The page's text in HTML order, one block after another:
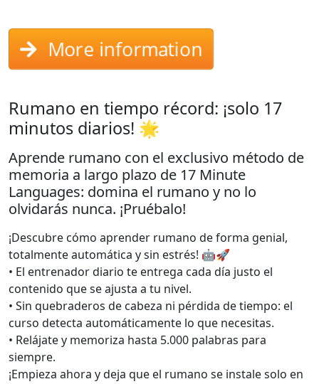
More information
Rumano en tiempo récord: ¡solo 17
minutos diarios! 🌟
Aprende rumano con el exclusivo método de
memoria a largo plazo de 17 Minute
Languages: domina el rumano y no lo
olvidarás nunca. ¡Pruébalo!
¡Descubre cómo aprender rumano de forma genial,
totalmente automática y sin estrés! 🤖🚀
• El entrenador diario te entrega cada día justo el
contenido que se ajusta a tu nivel.
• Sin quebraderos de cabeza ni pérdida de tiempo: el
curso detecta automáticamente lo que necesitas.
• Relájate y memoriza hasta 5.000 palabras para
siempre.
¡Empieza ahora y deja que el rumano se instale solo en